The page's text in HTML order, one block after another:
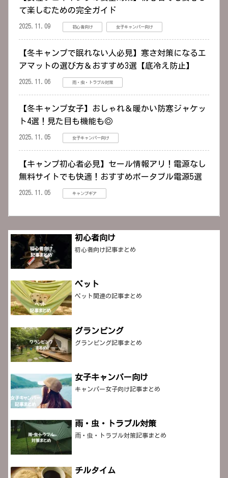
て楽しむための完全ガイド
2025.11.09 初心者向け 女子キャンパー向け
【冬キャンプで眠れない人必見】寒さ対策になるエ
アマットの選び方＆おすすめ3選【底冷え防止】
2025.11.06 雨・虫・トラブル対策
【冬キャンプ女子】おしゃれ＆暖かい防寒ジャケッ
ト4選！見た目も機能も◎
2025.11.05 女子キャンパー向け
【キャンプ初心者必見】セール情報アリ！電源なし
無料サイトでも快適！おすすめポータブル電源5選
2025.11.05 キャンプギア
初心者向け
初心者向け記事まとめ
ペット
ペット関連の記事まとめ
グランピング
グランピング記事まとめ
女子キャンパー向け
キャンパー女子向け記事まとめ
雨・虫・トラブル対策
雨・虫・トラブル対策記事まとめ
チルタイム